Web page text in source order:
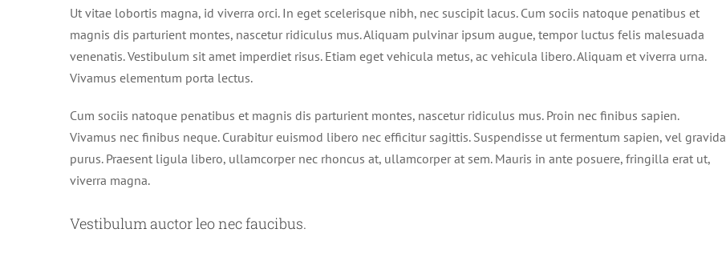
Ut vitae lobortis magna, id viverra orci. In eget scelerisque nibh, nec suscipit lacus. Cum sociis natoque penatibus et
magnis dis parturient montes, nascetur ridiculus mus. Aliquam pulvinar ipsum augue, tempor luctus felis malesuada
venenatis. Vestibulum sit amet imperdiet risus. Etiam eget vehicula metus, ac vehicula libero. Aliquam et viverra urna.
Vivamus elementum porta lectus.
Cum sociis natoque penatibus et magnis dis parturient montes, nascetur ridiculus mus. Proin nec finibus sapien.
Vivamus nec finibus neque. Curabitur euismod libero nec efficitur sagittis. Suspendisse ut fermentum sapien, vel gravida
purus. Praesent ligula libero, ullamcorper nec rhoncus at, ullamcorper at sem. Mauris in ante posuere, fringilla erat ut,
viverra magna.
Vestibulum auctor leo nec faucibus.